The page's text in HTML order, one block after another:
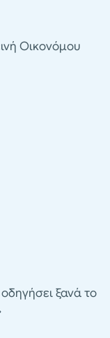
Οικονόμου
ξανά το